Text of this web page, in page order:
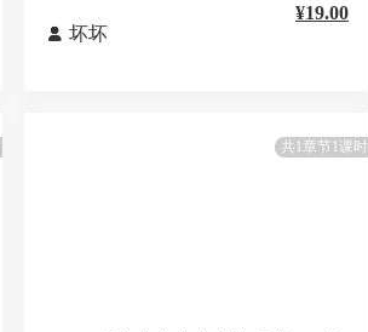
 坏坏
¥19.00
共1章节1课时